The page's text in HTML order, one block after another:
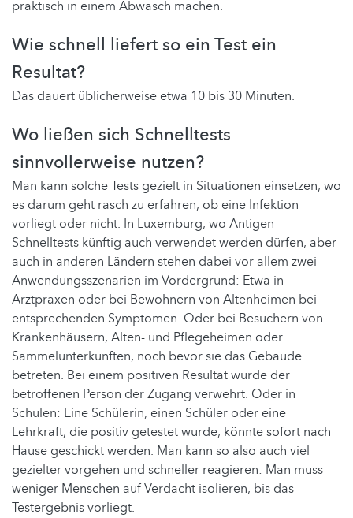
praktisch in einem Abwasch machen.
Wie schnell liefert so ein Test ein
Resultat?
Das dauert üblicherweise etwa 10 bis 30 Minuten.
Wo ließen sich Schnelltests
sinnvollerweise nutzen?
Man kann solche Tests gezielt in Situationen einsetzen, wo
es darum geht rasch zu erfahren, ob eine Infektion
vorliegt oder nicht. In Luxemburg, wo Antigen-
Schnelltests künftig auch verwendet werden dürfen, aber
auch in anderen Ländern stehen dabei vor allem zwei
Anwendungsszenarien im Vordergrund: Etwa in
Arztpraxen oder bei Bewohnern von Altenheimen bei
entsprechenden Symptomen. Oder bei Besuchern von
Krankenhäusern, Alten- und Pflegeheimen oder
Sammelunterkünften, noch bevor sie das Gebäude
betreten. Bei einem positiven Resultat würde der
betroffenen Person der Zugang verwehrt. Oder in
Schulen: Eine Schülerin, einen Schüler oder eine
Lehrkraft, die positiv getestet wurde, könnte sofort nach
Hause geschickt werden. Man kann so also auch viel
gezielter vorgehen und schneller reagieren: Man muss
weniger Menschen auf Verdacht isolieren, bis das
Testergebnis vorliegt.